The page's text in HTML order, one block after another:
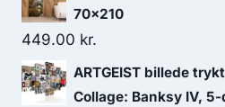
70x210
449.00 kr.
ARTGEIST billede
Collage: Banksy IV,